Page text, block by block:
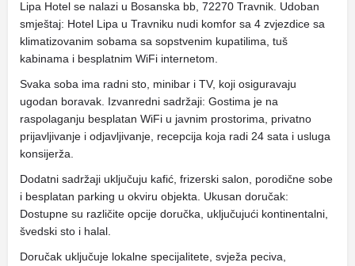
Lipa Hotel se nalazi u Bosanska bb, 72270 Travnik. Udoban
smještaj: Hotel Lipa u Travniku nudi komfor sa 4 zvjezdice sa
klimatizovanim sobama sa sopstvenim kupatilima, tuš
kabinama i besplatnim WiFi internetom.
Svaka soba ima radni sto, minibar i TV, koji osiguravaju
ugodan boravak. Izvanredni sadržaji: Gostima je na
raspolaganju besplatan WiFi u javnim prostorima, privatno
prijavljivanje i odjavljivanje, recepcija koja radi 24 sata i usluga
konsijerža.
Dodatni sadržaji uključuju kafić, frizerski salon, porodične sobe
i besplatan parking u okviru objekta. Ukusan doručak:
Dostupne su različite opcije doručka, uključujući kontinentalni,
švedski sto i halal.
Doručak uključuje lokalne specijalitete, svježa peciva,